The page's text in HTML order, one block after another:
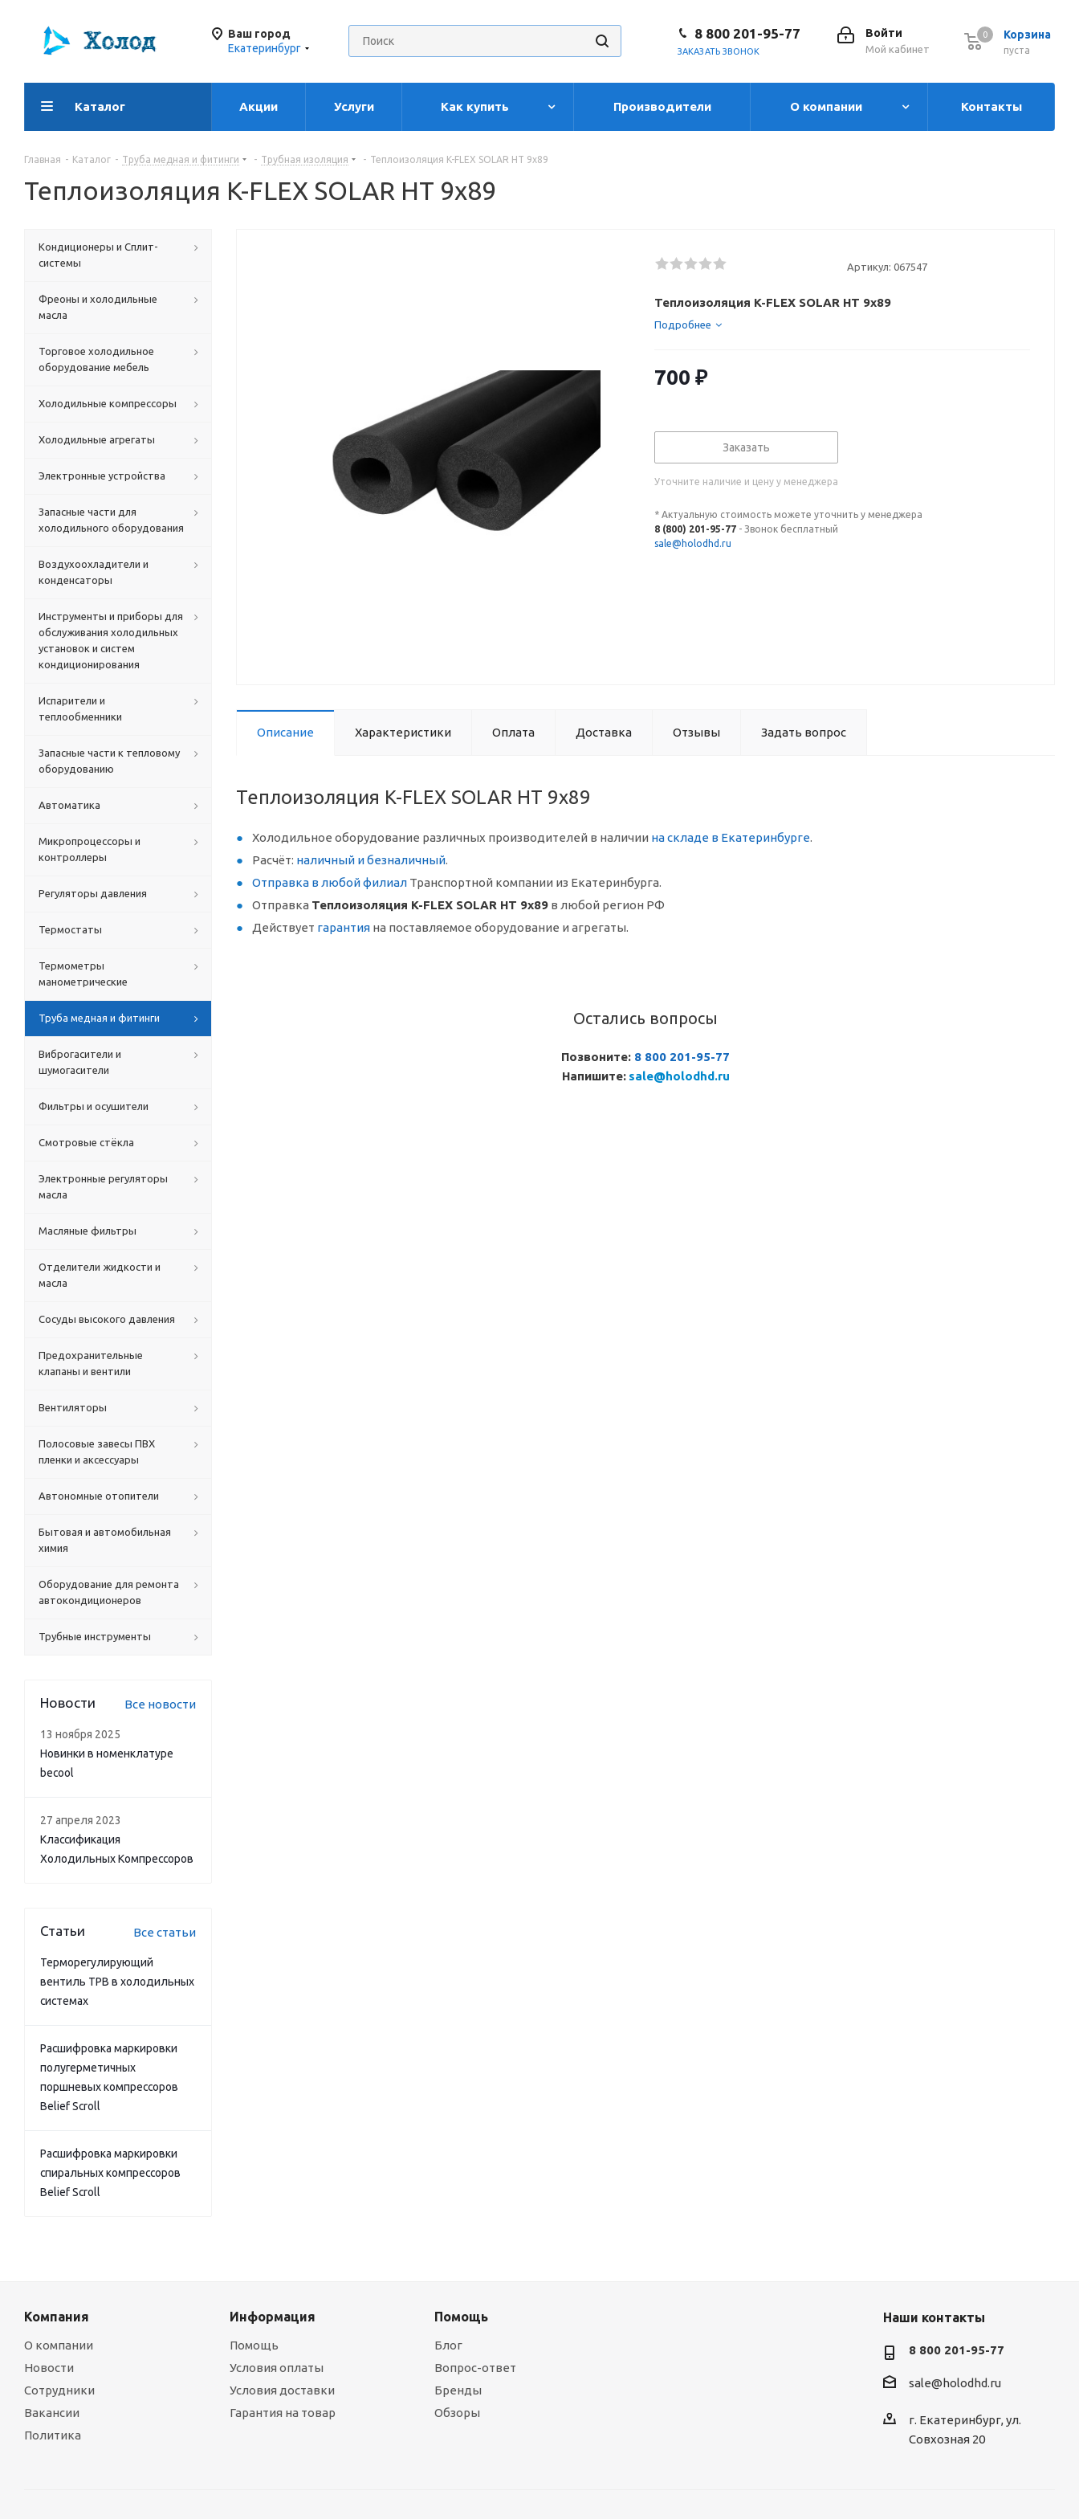
Ваш город
Екатеринбург
Корзина
0
пуста
0
Войти
Мой кабинет
8 800 201-95-77
ЗАКАЗАТЬ ЗВОНОК
Каталог Акции Услуги Как купить Производители О компании Контакты
Главная - Каталог - Труба медная и фитинги - Трубная изоляция - Теплоизоляция K-FLEX SOLAR HT 9x89
Теплоизоляция K-FLEX SOLAR HT 9x89
Артикул: 067547
Теплоизоляция K-FLEX SOLAR HT 9x89
Подробнее
700 ₽
Заказать
Уточните наличие и цену у менеджера
* Актуальную стоимость можете уточнить у менеджера
8 (800) 201-95-77 - Звонок бесплатный
sale@holodhd.ru
Описание Характеристики Оплата Доставка Отзывы Задать вопрос
Теплоизоляция K-FLEX SOLAR HT 9x89
Холодильное оборудование различных производителей в наличии на складе в Екатеринбурге.
Расчёт: наличный и безналичный.
Отправка в любой филиал Транспортной компании из Екатеринбурга.
Отправка Теплоизоляция K-FLEX SOLAR HT 9x89 в любой регион РФ
Действует гарантия на поставляемое оборудование и агрегаты.
Остались вопросы
Позвоните: 8 800 201-95-77
Напишите: sale@holodhd.ru
Кондиционеры и Сплит-
системы
Фреоны и холодильные
масла
Торговое холодильное
оборудование мебель
Холодильные компрессоры
Холодильные агрегаты
Электронные устройства
Запасные части для
холодильного оборудования
Воздухоохладители и
конденсаторы
Инструменты и приборы для
обслуживания холодильных
установок и систем
кондиционирования
Испарители и
теплообменники
Запасные части к тепловому
оборудованию
Автоматика
Микропроцессоры и
контроллеры
Регуляторы давления
Термостаты
Термометры
манометрические
Труба медная и фитинги
Виброгасители и
шумогасители
Фильтры и осушители
Смотровые стёкла
Электронные регуляторы
масла
Масляные фильтры
Отделители жидкости и
масла
Сосуды высокого давления
Предохранительные
клапаны и вентили
Вентиляторы
Полосовые завесы ПВХ
пленки и аксессуары
Автономные отопители
Бытовая и автомобильная
химия
Оборудование для ремонта
автокондиционеров
Трубные инструменты
Новости Все новости
13 ноября 2025
Новинки в номенклатуре
becool
27 апреля 2023
Классификация
Холодильных Компрессоров
Статьи Все статьи
Терморегулирующий
вентиль ТРВ в холодильных
системах
Расшифровка маркировки
полугерметичных
поршневых компрессоров
Belief Scroll
Расшифровка маркировки
спиральных компрессоров
Belief Scroll
Компания
О компании
Новости
Сотрудники
Вакансии
Политика
Информация
Помощь
Условия оплаты
Условия доставки
Гарантия на товар
Помощь
Блог
Вопрос-ответ
Бренды
Обзоры
Наши контакты
8 800 201-95-77
sale@holodhd.ru
г. Екатеринбург, ул.
Совхозная 20